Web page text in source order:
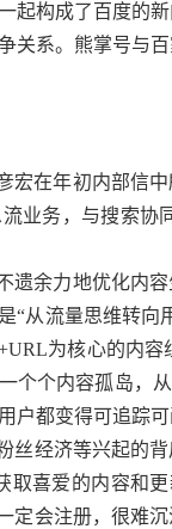
起构成了百度的
关系。熊掌号与
宏在年初内部信
业务，与搜索
遗余力地优化内
“从流量思维转
为核心的内
个个内容孤岛，
户都变得可追踪
丝经济等兴起的
取喜爱的内容和
定会注册，很难